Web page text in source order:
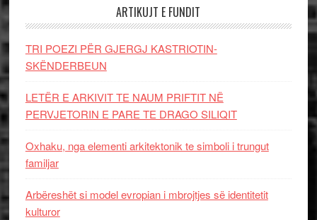
ARTIKUJT E FUNDIT
TRI POEZI PËR GJERGJ KASTRIOTIN-
SKËNDERBEUN
LETËR E ARKIVIT TE NAUM PRIFTIT NË
PERVJETORIN E PARE TE DRAGO SILIQIT
Oxhaku, nga elementi arkitektonik te simboli i trungut
familjar
Arbëreshët si model evropian i mbrojtjes së identitetit
kulturor